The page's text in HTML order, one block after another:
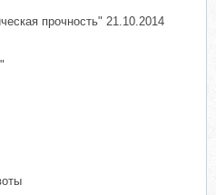
прочность" 21.10.2014